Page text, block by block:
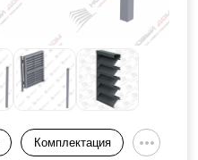
Комплектация